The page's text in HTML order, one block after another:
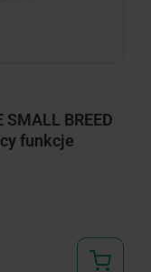
SMALL BREED
funkcje